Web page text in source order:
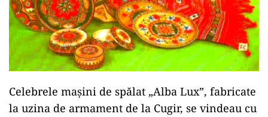
Celebrele mașini de spălat „Alba Lux”, fabricate
la uzina de armament de la Cugir, se vindeau cu